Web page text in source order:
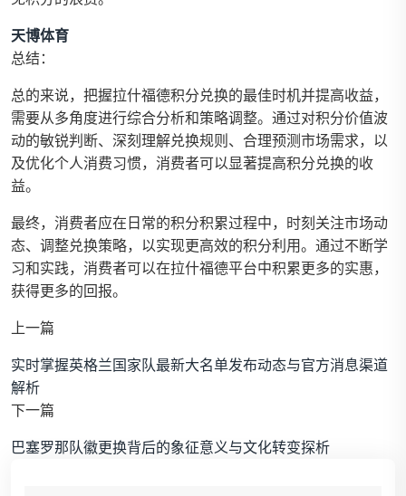
天博体育
总结：
总的来说，把握拉什福德积分兑换的最佳时机并提高收益，
需要从多角度进行综合分析和策略调整。通过对积分价值波
动的敏锐判断、深刻理解兑换规则、合理预测市场需求，以
及优化个人消费习惯，消费者可以显著提高积分兑换的收
益。
最终，消费者应在日常的积分积累过程中，时刻关注市场动
态、调整兑换策略，以实现更高效的积分利用。通过不断学
习和实践，消费者可以在拉什福德平台中积累更多的实惠，
获得更多的回报。
上一篇
实时掌握英格兰国家队最新大名单发布动态与官方消息渠道
解析
下一篇
巴塞罗那队徽更换背后的象征意义与文化转变探析